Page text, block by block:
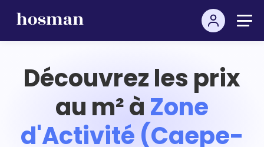
Découvrez les prix
au m² à Zone
d'Activité (Caepe-